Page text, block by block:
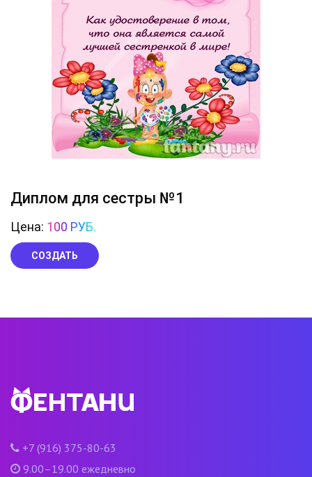
Диплом для сестры №1
Цена: 100 РУБ.
СОЗДАТЬ
+7 (916) 375-80-63
9.00–19.00 ежедневно